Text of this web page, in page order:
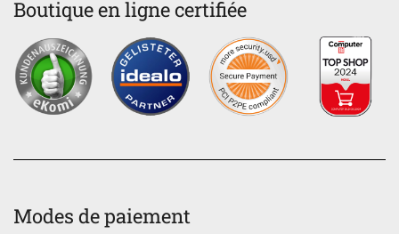
Boutique en ligne certifiée
Modes de paiement